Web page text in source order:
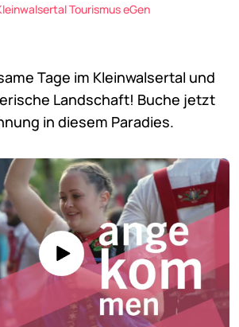
Tourismus eGen
Tage im Kleinwalsertal und
Landschaft! Buche jetzt
in diesem Paradies.